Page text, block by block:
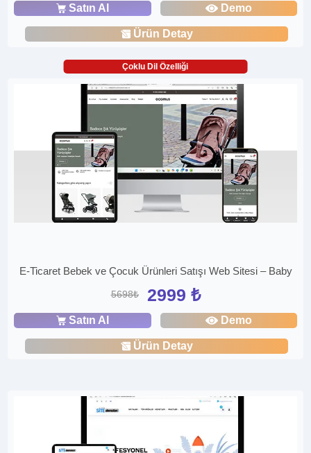
Satın Al Demo
Ürün Detay
Çoklu Dil Özelliği
E-Ticaret Bebek ve Çocuk Ürünleri Satışı Web Sitesi – Baby
5698₺ 2999 ₺
Satın Al Demo
Ürün Detay